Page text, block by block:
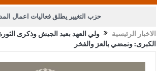
حزب التغيير يطلق فعاليات اعمال
الجيش يفتح باب التجنيد لحملة البكالوريوسالاخبار الرئيسية
ولي العهد بعيد الجيش وذكرى
الكبرى: ونمضي بالعز والفخر